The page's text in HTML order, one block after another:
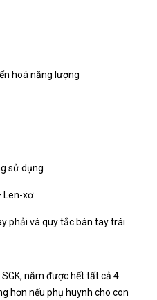
hoá năng lượng
sử dụng
Len-xơ
phải và quy tắc bàn tay trái
nắm được hết tất cả 4
hơn nếu phụ huynh cho con